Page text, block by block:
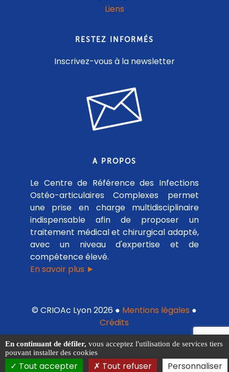
Liens
RESTEZ INFORMÉS
Inscrivez-vous à la newsletter
A PROPOS
Le Centre de Référence des Infections
Ostéo-articulaires Complexes permet
une prise en charge multidisciplinaire
indispensable afin de proposer un
traitement médical et chirurgical adapté,
avec un niveau d'expertise et de
compétence élevé.
En savoir plus ►
© CRIOAc Lyon 2026 ● Mentions légales ●
Crédits
En continuant de défiler, vous acceptez l'utilisation de services tiers
pouvant installer des cookies
Tout accepter Tout refuser Personnaliser